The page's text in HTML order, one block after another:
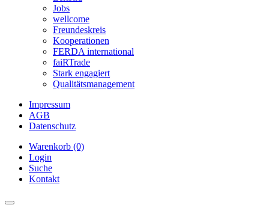
Jobs
wellcome
Freundeskreis
Kooperationen
FERDA international
faiRTrade
Stark engagiert
Qualitätsmanagement
Impressum
AGB
Datenschutz
Warenkorb (0)
Login
Suche
Kontakt